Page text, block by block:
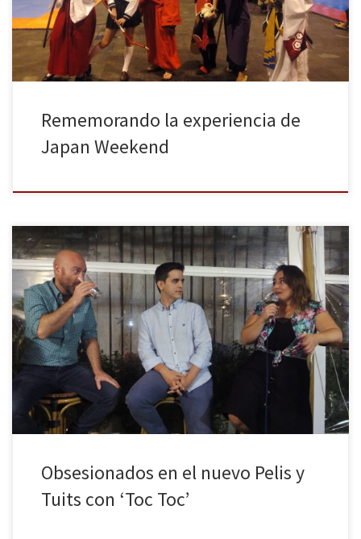
visitantes el […]
Rememorando la experiencia de
Japan Weekend
Esta semana ha tenido lugar en el Irish Rover de Madrid un nuevo
encuentro del popular evento mensual Pelis y Tuits, siendo esta su
decimoséptima edición, trayendo cada vez más a los amantes del
séptimo arte dispuestos a charlar con actores y directores de cine
sobre los estrenos más recientes […]
Obsesionados en el nuevo Pelis y
Tuits con ‘Toc Toc’